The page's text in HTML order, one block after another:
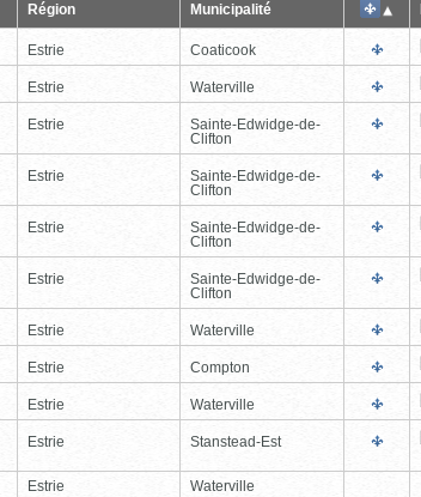
Région Municipalité
Estrie Coaticook
Estrie Waterville
Estrie
Sainte-Edwidge-de-
Clifton
Estrie
Sainte-Edwidge-de-
Clifton
Estrie
Sainte-Edwidge-de-
Clifton
Estrie
Sainte-Edwidge-de-
Clifton
Estrie Waterville
Estrie Compton
Estrie Waterville
Estrie Stanstead-Est
Estrie
Waterville